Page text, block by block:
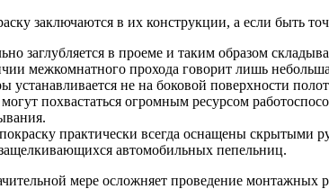
заключаются в их конструкции, а если быть
заглубляется в проеме и таким образом
межкомнатного прохода говорит лишь
не на боковой поверхности
похвастаться огромным ресурсом
практически всегда оснащены
автомобильных пепельниц.
мере осложняет проведение